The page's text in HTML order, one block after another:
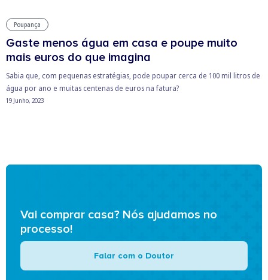
Poupança
Gaste menos água em casa e poupe muito
mais euros do que imagina
Sabia que, com pequenas estratégias, pode poupar cerca de 100 mil litros de
água por ano e muitas centenas de euros na fatura?
19 Junho, 2023
Vai comprar casa? Nós ajudamos no
processo!
Falar com o Doutor